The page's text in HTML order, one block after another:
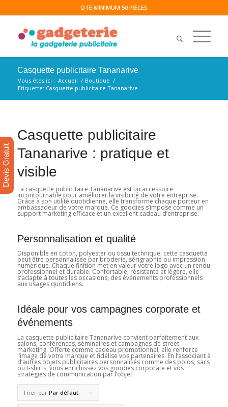
QTÉ MINIMUM 50 PIÈCES
Casquette publicitaire Tananarive
Vous êtes ici : Accueil / Boutique /
Etiquette: Casquette publicitaire Tananarive
Casquette publicitaire
Tananarive : pratique et
visible
La casquette publicitaire Tananarive est un accessoire
incontournable pour améliorer la visibilité de votre entreprise.
Grâce à son utilité quotidienne, elle transforme chaque porteur en
ambassadeur de votre marque. Ce goodies s’impose comme un
support marketing efficace et un excellent cadeau d’entreprise.
Personnalisation et qualité
Disponible en coton, polyester ou tissu technique, cette casquette
peut être personnalisée par broderie, sérigraphie ou impression
numérique. Chaque finition met en valeur votre logo avec un rendu
professionnel et durable. Confortable, résistante et légère, elle
s’adapte à toutes les occasions, des événements professionnels
aux usages quotidiens.
Idéale pour vos campagnes corporate et
événements
La casquette publicitaire Tananarive convient parfaitement aux
salons, conférences, séminaires et campagnes de street
marketing. Offerte comme cadeau promotionnel, elle renforce
l’image de votre marque et fidélise vos partenaires. En l’associant à
d’autres objets publicitaires personnalisés comme des polos, sacs
ou t-shirts, vous enrichissez vos goodies corporate et vos
stratégies de communication par l’objet.
Trier par Par défaut
Devis Gratuit